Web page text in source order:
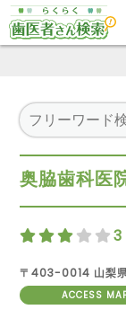
奥脇歯科医
3
〒403-0014 山梨
ACCESS